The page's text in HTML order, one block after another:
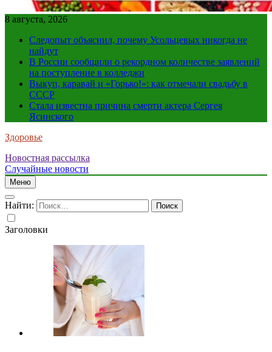
8 августа, 2026
Следопыт объяснил, почему Усольцевых никогда не
найдут
В России сообщили о рекордном количестве заявлений
на поступление в колледжи
Выкуп, каравай и «Горько!»: как отмечали свадьбу в
СССР
Стала известна причина смерти актера Сергея
Ясинского
Здоровье
Новостная рассылка
Случайные новости
Меню
Найти:
Заголовки